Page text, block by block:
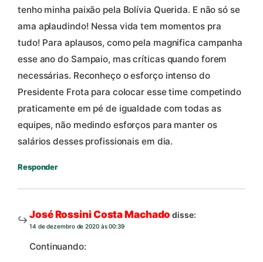
tenho minha paixão pela Bolívia Querida. E não só se
ama aplaudindo! Nessa vida tem momentos pra
tudo! Para aplausos, como pela magnifica campanha
esse ano do Sampaio, mas críticas quando forem
necessárias. Reconheço o esforço intenso do
Presidente Frota para colocar esse time competindo
praticamente em pé de igualdade com todas as
equipes, não medindo esforços para manter os
salários desses profissionais em dia.
Responder
José Rossini Costa Machado disse:
14 de dezembro de 2020 às 00:39
Continuando: